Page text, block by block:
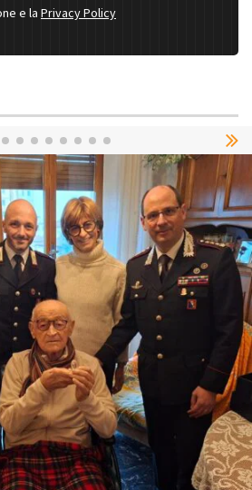
e la Privacy Policy